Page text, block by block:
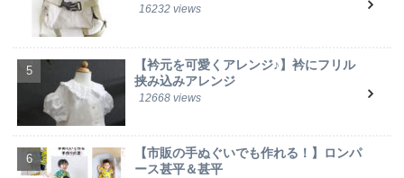
16232 views
【衿元を可愛くアレンジ♪】衿にフリル
挟み込みアレンジ
12668 views
【市販の手ぬぐいでも作れる！】ロンパ
ース甚平＆甚平